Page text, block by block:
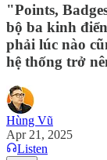
"Points,
bộ ba kinh
phải lúc nào
hệ thống trở
Hùng Vũ
Apr 21, 2025
Listen